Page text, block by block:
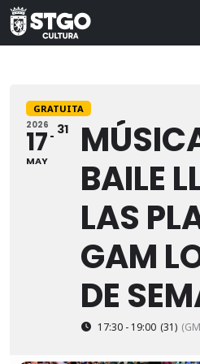
GRATUITA
2026
17
MAY
31
BAILE
LAS
GAM
DE
17:30 - 19:00 (31)